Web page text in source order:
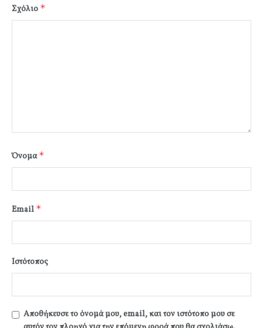
Σχόλιο *
Όνομα*
Email *
Ιστότοπος
Αποθήκευσε το όνομά μου, email, και τον ιστότοπο μου σε